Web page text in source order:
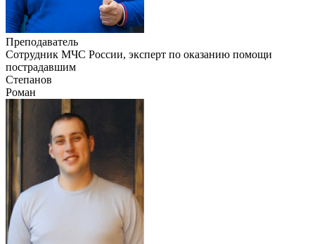
Преподаватель
Сотрудник МЧС России, эксперт по оказанию помощи
пострадавшим
Степанов
Роман